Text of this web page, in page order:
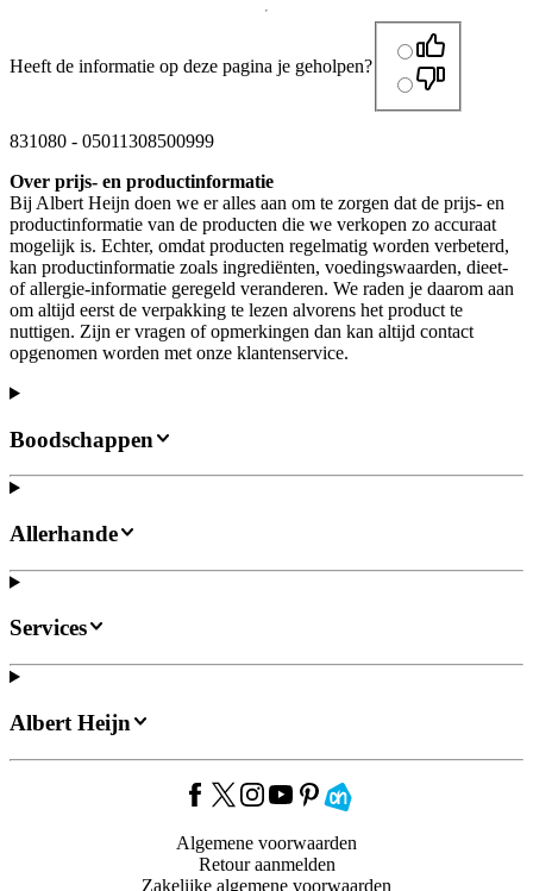
Heeft de informatie op deze pagina je geholpen?
831080 - 05011308500999
Over prijs- en productinformatie
Bij Albert Heijn doen we er alles aan om te zorgen dat de prijs- en
productinformatie van de producten die we verkopen zo accuraat
mogelijk is. Echter, omdat producten regelmatig worden verbeterd,
kan productinformatie zoals ingrediënten, voedingswaarden, dieet-
of allergie-informatie geregeld veranderen. We raden je daarom aan
om altijd eerst de verpakking te lezen alvorens het product te
nuttigen. Zijn er vragen of opmerkingen dan kan altijd contact
opgenomen worden met onze klantenservice.
Boodschappen
Allerhande
Services
Albert Heijn
Algemene voorwaarden
Retour aanmelden
Zakelijke algemene voorwaarden